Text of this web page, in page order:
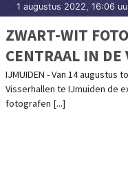
1 augustus 2022, 16:06
ZWART-WIT
CENTRAAL IN DE
IJMUIDEN - Van 14
Visserhallen te IJmuiden de
fotografen [...]